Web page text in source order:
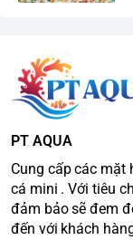
PT AQUA
Cung cấp các mặt
cá mini . Với tiêu
đảm bảo sẽ đem
đến với khách